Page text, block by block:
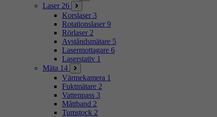
Laser 26
Korslaser 3
Rotationslaser 9
Rörlaser 2
Avståndsmätare 5
Lasermottagare 6
Laserstativ 1
Mäta 14
Värmekamera 1
Fuktmätare 2
Vattenpass 3
Måttband 2
Tumstock 2